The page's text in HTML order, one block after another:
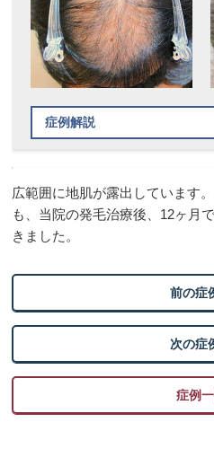
症例解説
オーダーメイドAGA処方薬
オーダーメイドAGA処方
広範囲に地肌が露出しています
も、当院の発毛治療後、12ヶ月
きました。
前の症
次の症
症例